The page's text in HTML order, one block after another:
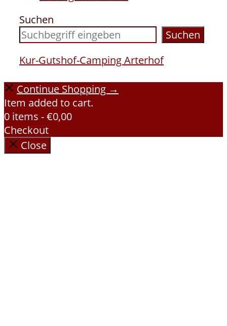
Suchen
Suchen
Kur-Gutshof-Camping Arterhof
Continue Shopping →
Item added to cart.
0 items -€0,00
Checkout
Close